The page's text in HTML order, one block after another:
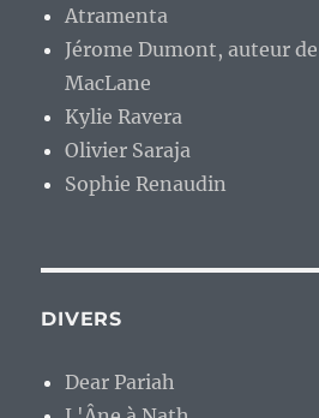
Atramenta
Jérome Dumont, auteur
MacLane
Kylie Ravera
Olivier Saraja
Sophie Renaudin
DIVERS
Dear Pariah